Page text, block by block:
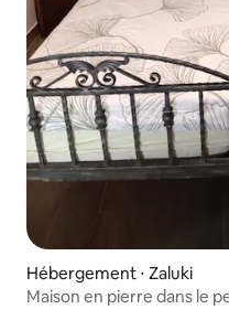
Hébergement ⋅ Zaluki
Maison en pierre dans le